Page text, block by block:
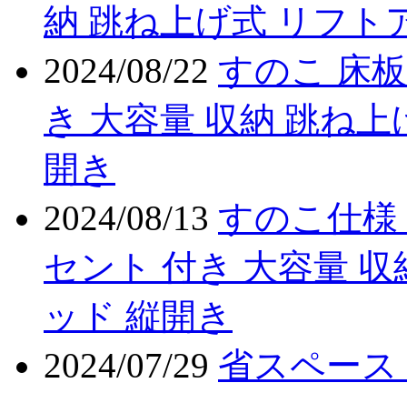
納 跳ね上げ式 リフト
2024/08/22 すのこ 床
き 大容量 収納 跳ね
開き
2024/08/13 すのこ仕
セント 付き 大容量
ッド 縦開き
2024/07/29 省スペー